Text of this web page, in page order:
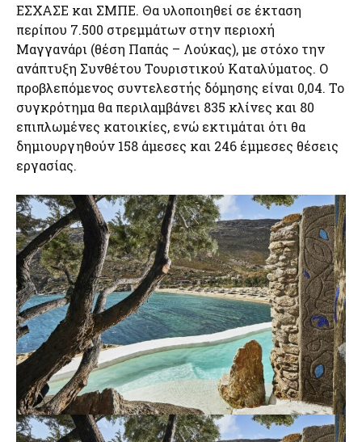
ΕΣΧΑΣΕ και ΣΜΠΕ. Θα υλοποιηθεί σε έκταση
περίπου 7.500 στρεμμάτων στην περιοχή
Μαγγανάρι (θέση Παπάς – Λούκας), με στόχο την
ανάπτυξη Συνθέτου Τουριστικού Καταλύματος. Ο
προβλεπόμενος συντελεστής δόμησης είναι 0,04. Το
συγκρότημα θα περιλαμβάνει 835 κλίνες και 80
επιπλωμένες κατοικίες, ενώ εκτιμάται ότι θα
δημιουργηθούν 158 άμεσες και 246 έμμεσες θέσεις
εργασίας.